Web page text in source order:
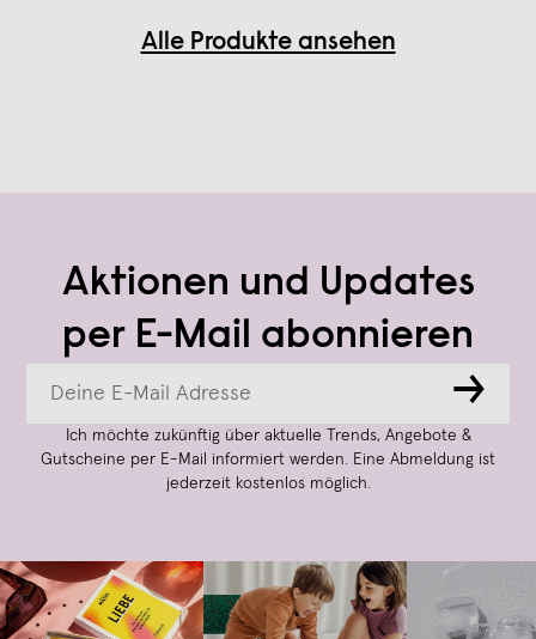
Alle Produkte ansehen
Aktionen und Updates
per E-Mail abonnieren
→
Ich möchte zukünftig über aktuelle Trends, Angebote &
Gutscheine per E-Mail informiert werden. Eine Abmeldung ist
jederzeit kostenlos möglich.